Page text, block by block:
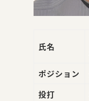
氏名
ポジション
投打